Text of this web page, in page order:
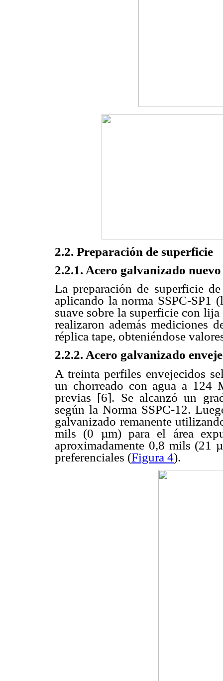
2.2. Preparación de superficie
2.2.1. Acero galvanizado nuevo
La preparación de superficie
aplicando la norma SSPC-
suave sobre la superficie con
realizaron además mediciones
réplica tape, obteniéndose
2.2.2. Acero galvanizado
A treinta perfiles envejecidos
un chorreado con agua a 124
previas [6]. Se alcanzó un
según la Norma SSPC-12.
galvanizado remanente
mils (0 µm) para el área
aproximadamente 0,8 mils (21
preferenciales (Figura 4).